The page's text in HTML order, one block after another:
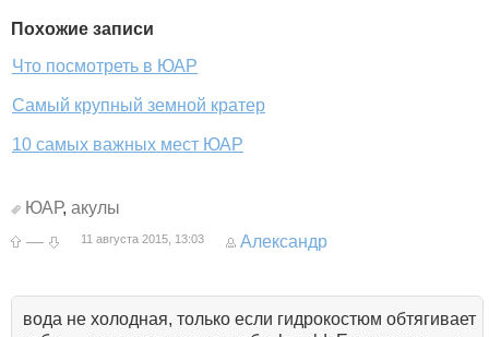
Похожие записи
Что посмотреть в ЮАР
Самый крупный земной кратер
10 самых важных мест ЮАР
ЮАР, акулы
—
11 августа 2015, 13:03 Александр
вода не холодная, только если гидрокостюм обтягивает